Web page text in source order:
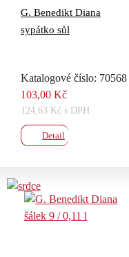
G. Benedikt Diana
sypátko sůl
Katalogové číslo: 70568
103,00 Kč
124,63 Kč s DPH
Detail